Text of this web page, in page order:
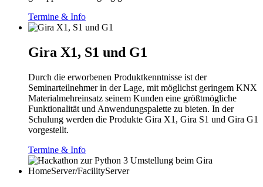
Termine & Info
Gira X1, S1 und G1
Durch die erworbenen Produktkenntnisse ist der
Seminarteilnehmer in der Lage, mit möglichst geringem KNX
Materialmehreinsatz seinem Kunden eine größtmögliche
Funktionalität und Anwendungspalette zu bieten. In der
Schulung werden die Produkte Gira X1, Gira S1 und Gira G1
vorgestellt.
Termine & Info